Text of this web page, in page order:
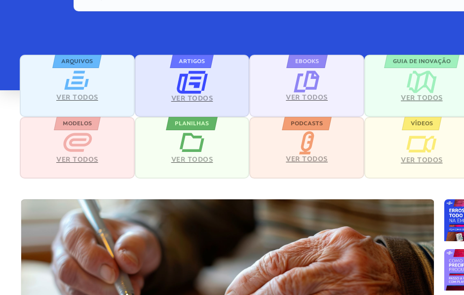
ARQUIVOS
VER TODOS
ARTIGOS
VER TODOS
EBOOKS
VER TODOS
GUIA DE INOVAÇÃO
VER TODOS
MODELOS
VER TODOS
PLANILHAS
VER TODOS
PODCASTS
VER TODOS
VÍDEOS
VER TODOS